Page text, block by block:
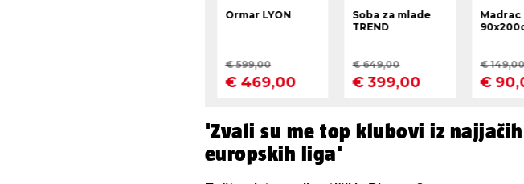
'Zvali su me top klubovi iz najjačih
europskih liga'